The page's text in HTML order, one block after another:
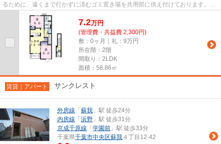
るために、遠くまで行かずに済むゴミ置き場を共用部に供え付けております。風
通しが良く、熱がこもりにく...
7.2万円
(管理費・共益費 2,300円)
敷：0ヶ月｜礼：9万円
所在階：2階
間取り：2LDK
面積：58.86㎡
賃貸｜アパート サンクレスト
外房線 「 蘇我 」駅 徒歩24分
内房線 「 浜野 」駅 徒歩31分
京成千原線 「 学園前 」駅 徒歩33分
千葉県千葉市中央区蘇我 ４丁目12-42